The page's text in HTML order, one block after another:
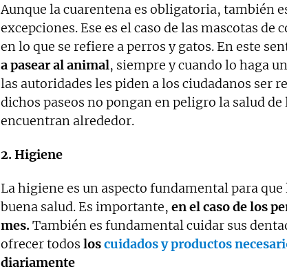
Aunque la cuarentena es obligatoria, también
excepciones. Ese es el caso de las mascotas
en lo que se refiere a perros y gatos. En este
a pasear al animal, siempre y cuando lo haga
las autoridades les piden a los ciudadanos ser
dichos paseos no pongan en peligro la salud de
encuentran alrededor.
2. Higiene
La higiene es un aspecto fundamental para
buena salud. Es importante, en el caso de los
mes.También es fundamental cuidar sus
ofrecer todos loscuidados y productos
diariamente